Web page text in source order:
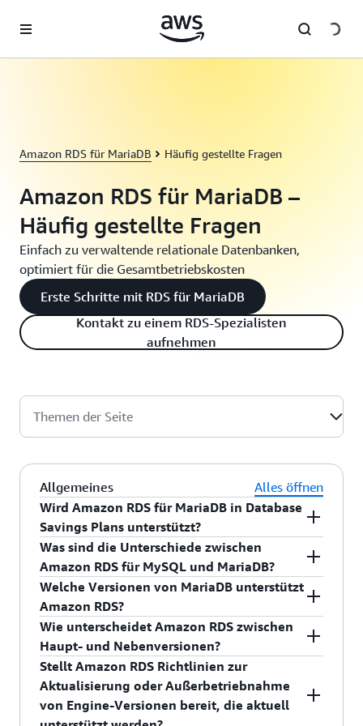
Überspringen zum Hauptinhalt
Amazon RDS für MariaDB Häufig gestellte Fragen
Amazon RDS für MariaDB –
Häufig gestellte Fragen
Einfach zu verwaltende relationale Datenbanken,
optimiert für die Gesamtbetriebskosten
Erste Schritte mit RDS für MariaDB
Kontakt zu einem RDS-Spezialisten
aufnehmen
Themen der Seite
Allgemeines
Alles öffnen
Wird Amazon RDS für MariaDB in Database
Savings Plans unterstützt?
Ja, Sie können Database Savings Plans für Ihre
Nutzung von Amazon RDS für MariaDB erwerben
und Ihre Kosten um bis zu 20 % reduzieren, wenn
Sie sich zu einer gleichbleibenden Nutzung über
einen Zeitraum von einem Jahr
verpflichten. Weitere Informationen zur
berechtigten Nutzung finden Sie auf der
Preisseite der Database Savings Plans.
Was sind die Unterschiede zwischen
Amazon RDS für MySQL und MariaDB?
MariaDB Serverist eine beliebte, relationale
Open-Source-Datenbank, erstellt von den
Entwicklern von MySQL. MariaDB bietet einige
Funktionen, die sich von Amazon RDS für MySQL
unterscheiden. Weitere Informationen hierzu
finden Sie imAmazon-RDS-Benutzerhandbuch
Welche Versionen von MariaDB unterstützt
Amazon RDS?
Amazon RDS unterstützt derzeit MariaDB in den
Hauptversionen 10.4, 10.5, 10.6, 10.11 und 11.4.
Wie unterscheidet Amazon RDS zwischen
Haupt- und Nebenversionen?
Im Kontext von MariaDB lauten
Versionsnummern wie folgt:
MariaDB-Version = X.Y.Z
Stellt Amazon RDS Richtlinien zur
Aktualisierung oder Außerbetriebnahme
von Engine-Versionen bereit, die aktuell